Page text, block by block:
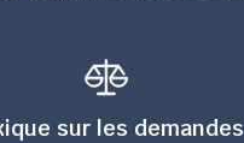
sur les demandes